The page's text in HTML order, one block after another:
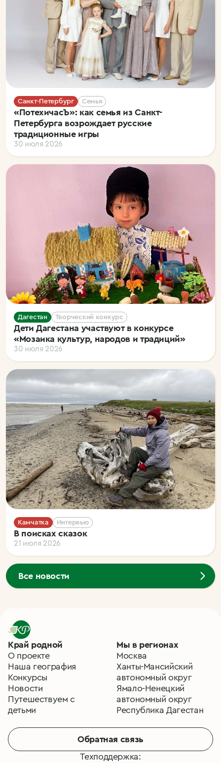
Санкт-Петербург Семья
«ПотехичасЪ»: как семья из Санкт-
Петербурга возрождает русские
традиционные игры
30 июля 2026
Дагестан Творческий конкурс
Дети Дагестана участвуют в конкурсе
«Мозаика культур, народов и традиций»
30 июля 2026
Камчатка Интервью
В поисках сказок
21 июля 2026
Все новости
Край родной
О проекте
Наша география
Конкурсы
Новости
Путешествуем с
детьми
Мы в регионах
Москва
Ханты-Мансийский
автономный округ
Ямало-Ненецкий
автономный округ
Республика Дагестан
Обратная связь
Техподдержка: